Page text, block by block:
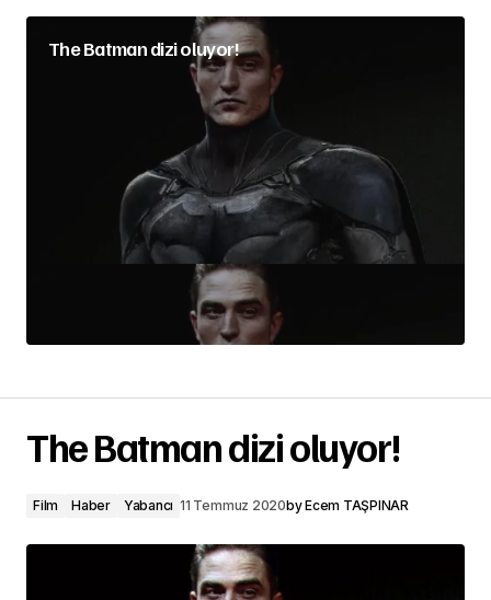
The Batman dizi oluyor!
The Batman dizi oluyor!
Film Haber Yabancı 11 Temmuz 2020byEcem TAŞPINAR